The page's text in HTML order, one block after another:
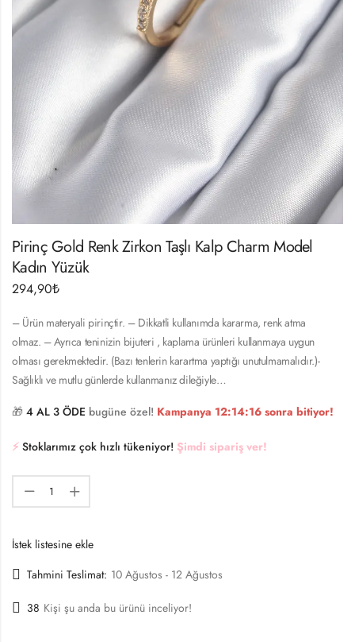
Pirinç Gold Renk Zirkon Taşlı Kalp Charm Model
Kadın Yüzük
294,90₺
– Ürün materyali pirinçtir. – Dikkatli kullanımda kararma, renk atma
olmaz. – Ayrıca teninizin bijuteri , kaplama ürünleri kullanmaya uygun
olması gerekmektedir. (Bazı tenlerin karartma yaptığı unutulmamalıdır.)-
Sağlıklı ve mutlu günlerde kullanmanız dileğiyle…
🎁 4 AL 3 ÖDE bugüne özel! Kampanya 12:14:16 sonra bitiyor!
⚡️ Stoklarımız çok hızlı tükeniyor! Şimdi sipariş ver!
İstek listesine ekle
Tahmini Teslimat: 10 Ağustos - 12 Ağustos
38 Kişi şu anda bu ürünü inceliyor!